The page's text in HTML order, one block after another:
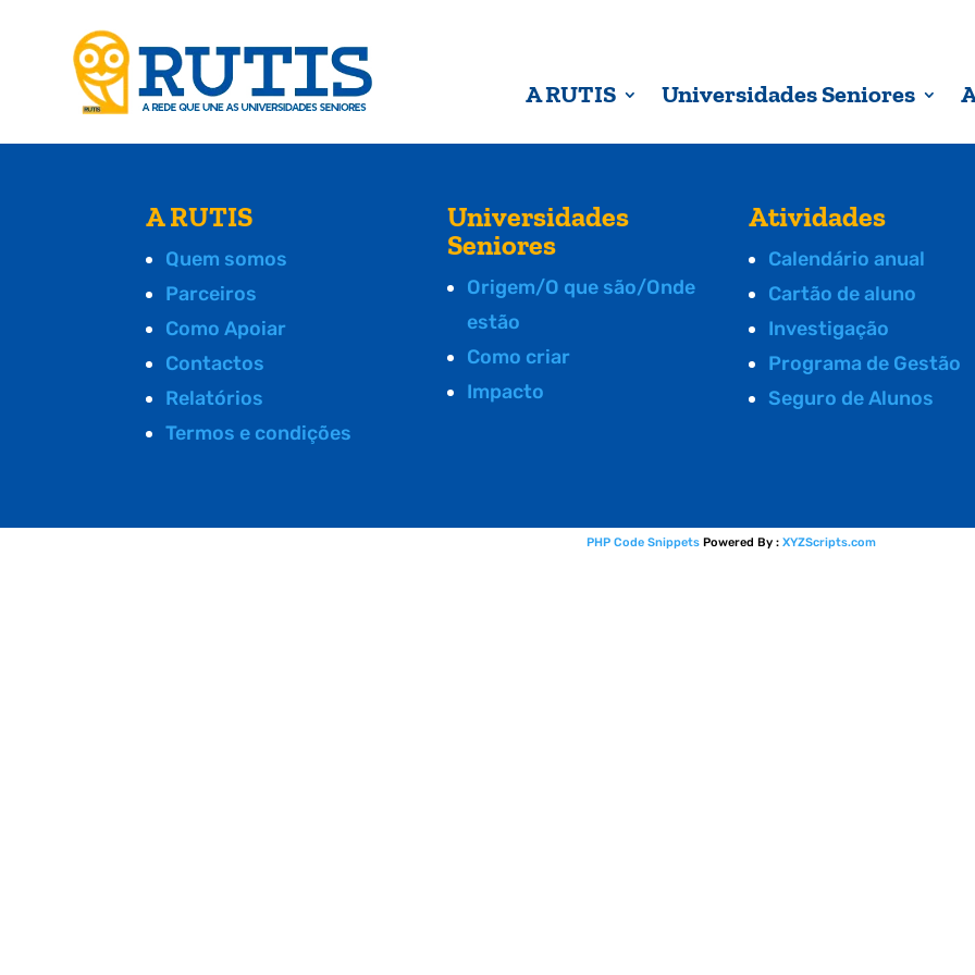
A RUTIS Universidades Seniores
A RUTIS
Quem somos
Parceiros
Como Apoiar
Contactos
Relatórios
Termos e condições
Universidades
Seniores
Origem/O que são/Onde
estão
Como criar
Impacto
Atividades
Calendário anual
Cartão de aluno
Investigação
Programa de Gestão
Seguro de Alunos
PHP Code Snippets Powered By : XYZScripts.com